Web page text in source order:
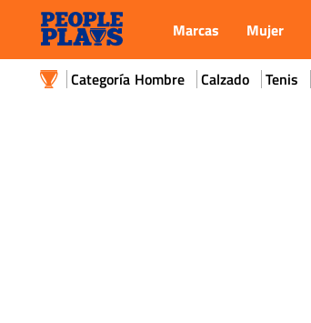
Marcas Mujer
Hombre Calzado Tenis